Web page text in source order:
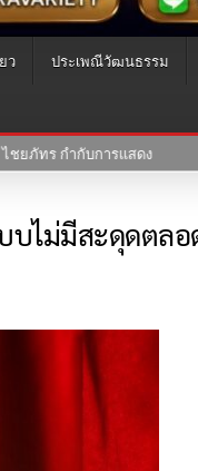
ว ประเพณีวัฒนธรรม
าวสวยครบเครื่อง ที่แท้คือทาย
บไม่มีสะดุดตล